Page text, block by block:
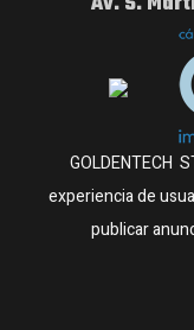
GOLDENTECH
experiencia de
publicar